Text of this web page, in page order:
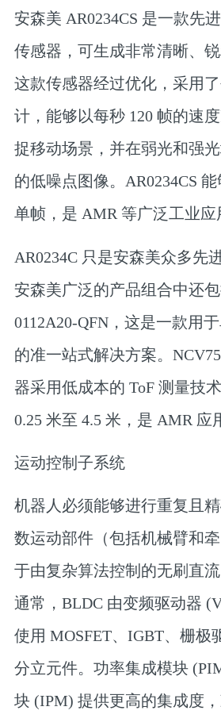
安森美 AR0234CS 是一款先
传感器，可生成非常清晰、锐
这款传感器经过优化，采用
计，能够以每秒 120 帧的速
捉移动场景，并在弱光和强
的低噪点图像。AR0234CS
单帧，是 AMR 等广泛工业应
AR0234C 只是安森美众多先
安森美广泛的产品组合中还
0112A20-QFN，这是一款用
的准一站式解决方案。
器采用低成本的 ToF 测量技
0.25 米至 4.5 米，是 AMR 应
运动控制子系统
机器人必须能够进行重复且
数运动部件（包括机械臂和
于由复杂算法控制的无刷直流
通常，BLDC 由变频驱动器
使用 MOSFET、IGBT、栅极
分立元件。功率集成模块
块 (IPM) 提供更高的集成度